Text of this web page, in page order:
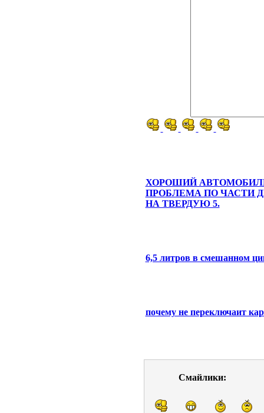
ХОРОШИЙ
ПРОБЛЕМА ПО ЧАСТИ
НА ТВЕРДУЮ 5.
6,5 литров в смешанном
почему не переключаит
Смайлики: